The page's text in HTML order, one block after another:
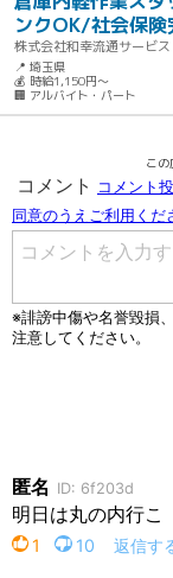
ンクOK/社会保
株式会社和幸流通サービス
📍 埼玉県
💰 時給1,150円～
🏢 アルバイト・パート
この